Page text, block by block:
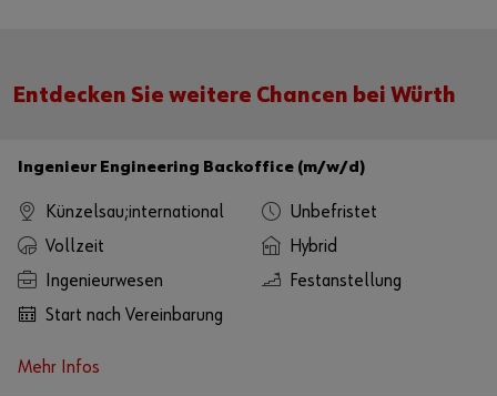
Entdecken Sie weitere Chancen bei Würth
Ingenieur Engineering Backoffice (m/w/d)
Künzelsau;international
Unbefristet
Vollzeit
Hybrid
Ingenieurwesen
Festanstellung
Start nach Vereinbarung
Mehr Infos